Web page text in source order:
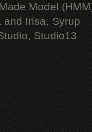
Model
and Irisa, Syrup
Studio13